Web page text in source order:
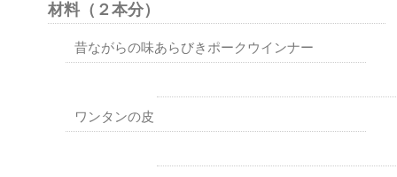
材料（２本分）
昔ながらの味あらびきポークウインナー
ワンタンの皮